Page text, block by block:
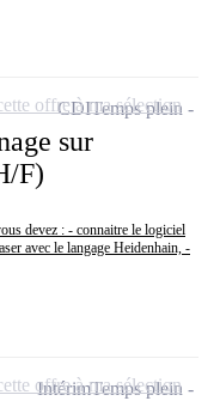
sur
F)
devez : - connaitre le logiciel
avec le langage Heidenhain, -
CDITemps plein
offre à ma sélection
IntérimTemps plein
offre à ma sélection